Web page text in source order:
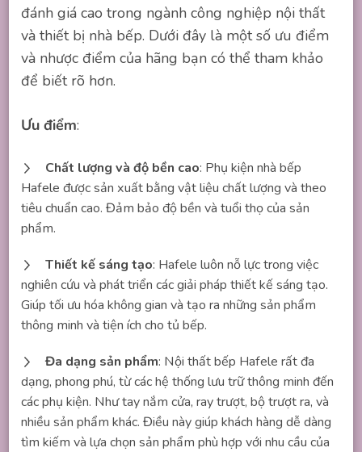
đánh giá cao trong ngành công nghiệp nội thất
và thiết bị nhà bếp. Dưới đây là một số ưu điểm
và nhược điểm của hãng bạn có thể tham khảo
để biết rõ hơn.
Ưu điểm:
Chất lượng và độ bền cao: Phụ kiện nhà bếp
Hafele được sản xuất bằng vật liệu chất lượng và theo
tiêu chuẩn cao. Đảm bảo độ bền và tuổi thọ của sản
phẩm.
Thiết kế sáng tạo: Hafele luôn nỗ lực trong việc
nghiên cứu và phát triển các giải pháp thiết kế sáng tạo.
Giúp tối ưu hóa không gian và tạo ra những sản phẩm
thông minh và tiện ích cho tủ bếp.
Đa dạng sản phẩm: Nội thất bếp Hafele rất đa
dạng, phong phú, từ các hệ thống lưu trữ thông minh đến
các phụ kiện. Như tay nắm cửa, ray trượt, bộ trượt ra, và
nhiều sản phẩm khác. Điều này giúp khách hàng dễ dàng
tìm kiếm và lựa chọn sản phẩm phù hợp với nhu cầu của